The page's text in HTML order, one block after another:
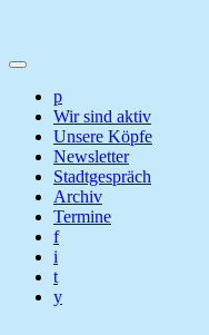
p
Wir sind aktiv
Unsere Köpfe
Newsletter
Stadtgespräch
Archiv
Termine
f
i
t
y